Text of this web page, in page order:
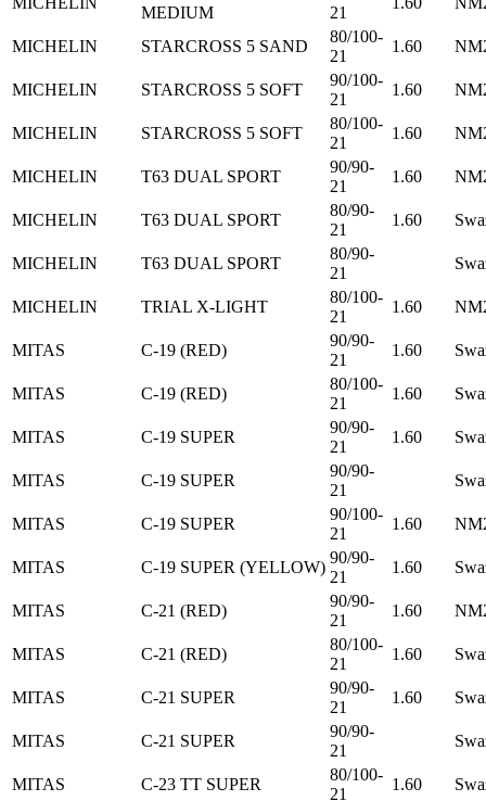
MEDIUM
21
MICHELIN STARCROSS 5 SAND
80/100-
21
1.60
MICHELIN STARCROSS 5 SOFT
90/100-
21
1.60
MICHELIN STARCROSS 5 SOFT
80/100-
21
1.60
MICHELIN T63 DUAL SPORT
90/90-
21
1.60
MICHELIN T63 DUAL SPORT
80/90-
21
1.60
MICHELIN T63 DUAL SPORT
80/90-
21
MICHELIN TRIAL X-LIGHT
80/100-
21
1.60
MITAS C-19 (RED)
90/90-
21
1.60
MITAS C-19 (RED)
80/100-
21
1.60
MITAS C-19 SUPER
90/90-
21
1.60
MITAS C-19 SUPER
90/90-
21
MITAS C-19 SUPER
90/100-
21
1.60
MITAS C-19 SUPER (YELLOW)
90/90-
21
1.60
MITAS C-21 (RED)
90/90-
21
1.60
MITAS C-21 (RED)
80/100-
21
1.60
MITAS C-21 SUPER
90/90-
21
1.60
MITAS C-21 SUPER
90/90-
21
MITAS C-23 TT SUPER
80/100-
21
1.60